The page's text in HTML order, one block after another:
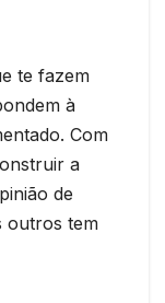
te fazem
à
Com
a
de
outros tem